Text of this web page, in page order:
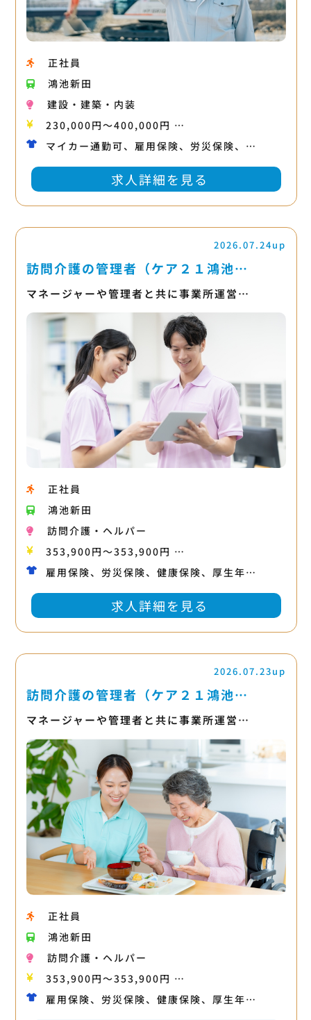
正社員
鴻池新田
建設・建築・内装
230,000円〜400,000円 …
マイカー通勤可、雇用保険、労災保険、…
求人詳細を見る
2026.07.24up
訪問介護の管理者（ケア２１鴻池…
マネージャーや管理者と共に事業所運営…
正社員
鴻池新田
訪問介護・ヘルパー
353,900円〜353,900円 …
雇用保険、労災保険、健康保険、厚生年…
求人詳細を見る
2026.07.23up
訪問介護の管理者（ケア２１鴻池…
マネージャーや管理者と共に事業所運営…
正社員
鴻池新田
訪問介護・ヘルパー
353,900円〜353,900円 …
雇用保険、労災保険、健康保険、厚生年…